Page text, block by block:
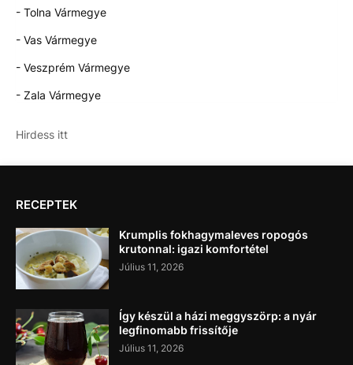
- Tolna Vármegye
- Vas Vármegye
- Veszprém Vármegye
- Zala Vármegye
Hirdess itt
RECEPTEK
Krumplis fokhagymaleves ropogós
krutonnal: igazi komfortétel
Július 11, 2026
Így készül a házi meggyszörp: a nyár
legfinomabb frissítője
Július 11, 2026